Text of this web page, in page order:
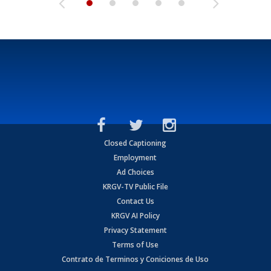
Closed Captioning
Employment
Ad Choices
KRGV-TV Public File
Contact Us
KRGV AI Policy
Privacy Statement
Terms of Use
Contrato de Terminos y Coniciones de Uso